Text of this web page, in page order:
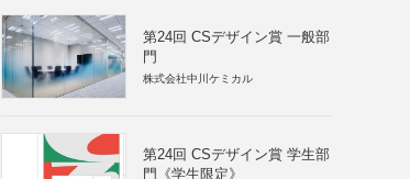
第24回 CSデザイン賞 一般部
門
株式会社中川ケミカル
第24回 CSデザイン賞 学生部
門《学生限定》